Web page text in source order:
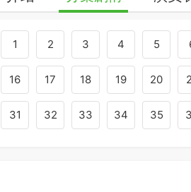
1 2 3 4 5
16 17 18 19 20
31 32 33 34 35